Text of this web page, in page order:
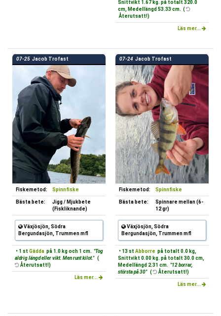
Snittvikt 1.67 kg. på totalt 320.0
cm, Medellängd 53.33 cm. (
Återutsatt!)
Läs mer...
07-25 Jacob Trofast
Fiskemetod: Spinnfiske
Bästa bete:
Jigg / Mjukbete
(Fiskliknande)
Växjösjön, Södra
Bergundasjön, Trummen mfl
• 1 st Gädda på 1.0 kg och 1 cm. "Tog
aldrig längd eller vikt. Men runt kilot." (
Återutsatt!)
Läs mer...
07-24 Jacob Trofast
Fiskemetod: Spinnfiske
Bästa bete:
Spinnare mellan (6-
12 gr)
Växjösjön, Södra
Bergundasjön, Trummen mfl
• 13 st Abborre på totalt 0.0 kg,
Snittvikt 0.00 kg. på totalt 30.0 cm,
Medellängd 2.31 cm. "12 borrar,
största på 30" ( Återutsatt!)
Läs mer...